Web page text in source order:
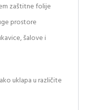
zaštitne folije
prostore
šalove i
uklapa u različite